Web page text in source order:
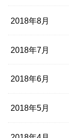
2018年8月
2018年7月
2018年6月
2018年5月